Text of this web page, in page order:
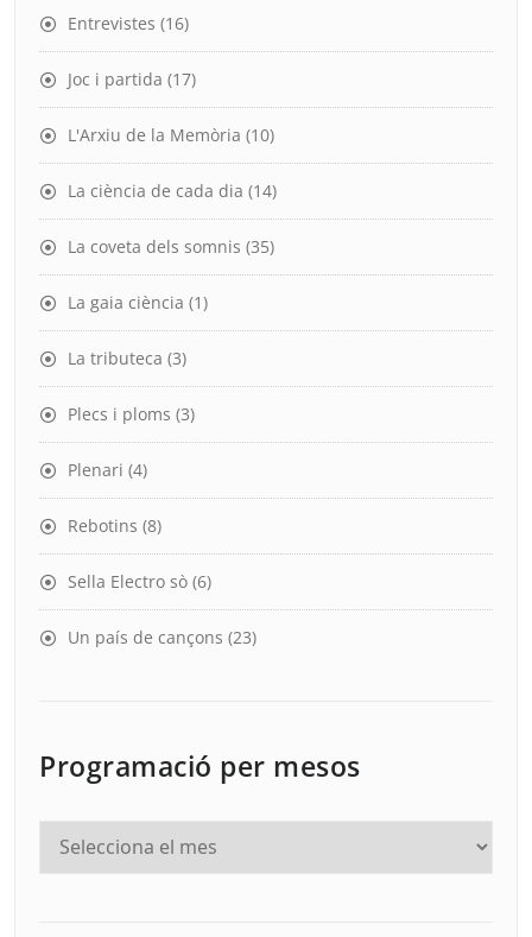
Entrevistes (16)
Joc i partida (17)
L'Arxiu de la Memòria (10)
La ciència de cada dia (14)
La coveta dels somnis (35)
La gaia ciència (1)
La tributeca (3)
Plecs i ploms (3)
Plenari (4)
Rebotins (8)
Sella Electro sò (6)
Un país de cançons (23)
Programació per mesos